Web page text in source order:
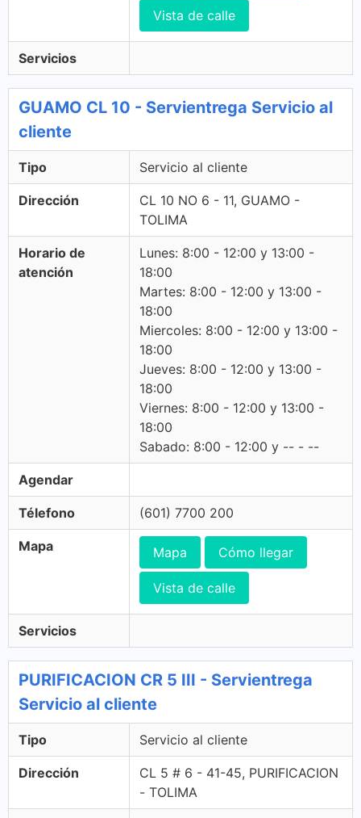
Vista de calle
Servicios
GUAMO CL 10 - Servientrega Servicio al
cliente
Tipo Servicio al cliente
Dirección
CL 10 NO 6 - 11, GUAMO -
TOLIMA
Horario de
atención
Lunes: 8:00 - 12:00 y 13:00 -
18:00
Martes: 8:00 - 12:00 y 13:00 -
18:00
Miercoles: 8:00 - 12:00 y 13:00 -
18:00
Jueves: 8:00 - 12:00 y 13:00 -
18:00
Viernes: 8:00 - 12:00 y 13:00 -
18:00
Sabado: 8:00 - 12:00 y -- - --
Agendar
Télefono (601) 7700 200
Mapa Mapa Cómo llegar
Vista de calle
Servicios
PURIFICACION CR 5 III - Servientrega
Servicio al cliente
Tipo Servicio al cliente
Dirección
CL 5 # 6 - 41-45, PURIFICACION
- TOLIMA